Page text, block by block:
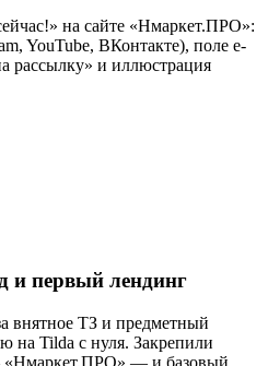
на сайте «Нмаркет.ПРО»:
YouTube, ВКонтакте), поле e-
рассылку» и иллюстрация
и первый лендинг
внятное ТЗ и предметный
на Tilda с нуля. Закрепили
«Нмаркет.ПРО» — и базовый